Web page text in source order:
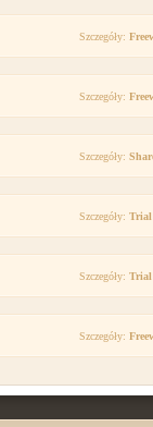
Szczegóły:
Szczegóły:
Szczegóły:
Szczegóły: Trial
Szczegóły: Trial
Szczegóły: